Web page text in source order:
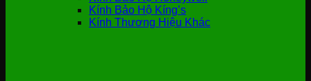
Kính Bảo Hộ Kíng’s
Kính Thương Hiệu Khác